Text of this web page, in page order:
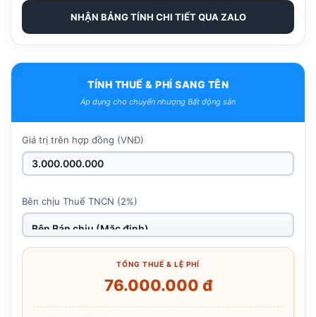
NHẬN BẢNG TÍNH CHI TIẾT QUA ZALO
TÍNH THUẾ & PHÍ SANG TÊN
Áp dụng cho chuyển nhượng Bất động sản
Giá trị trên hợp đồng (VNĐ)
Bên chịu Thuế TNCN (2%)
TỔNG THUẾ & LỆ PHÍ
76.000.000 đ